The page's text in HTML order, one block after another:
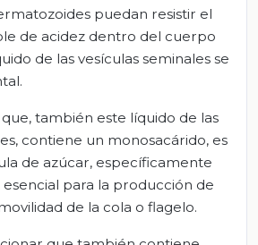
puedan resistir el
de acidez dentro del cuerpo
de las vesículas seminales se
también este líquido de las
contiene un monosacárido, es
de azúcar, específicamente
para la producción de
de la cola o flagelo.